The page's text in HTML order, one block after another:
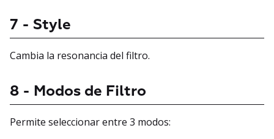
7 - Style
Cambia la resonancia del filtro.
8 - Modos de Filtro
Permite seleccionar entre 3 modos: